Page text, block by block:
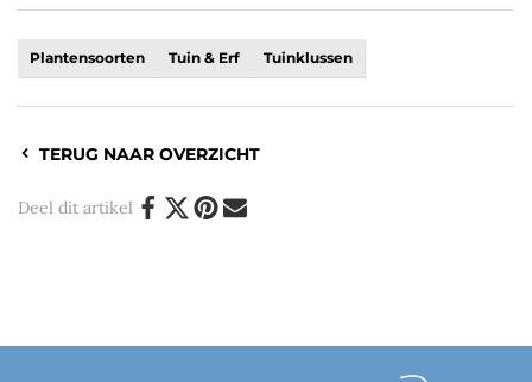
Plantensoorten Tuin & Erf Tuinklussen
TERUG NAAR OVERZICHT
Deel dit artikel